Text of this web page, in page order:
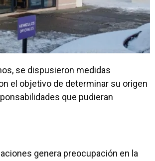
se dispusieron medidas
el objetivo de determinar su origen
que pudieran
genera preocupación en la